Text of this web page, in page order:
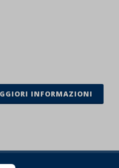
INFORMAZIONI